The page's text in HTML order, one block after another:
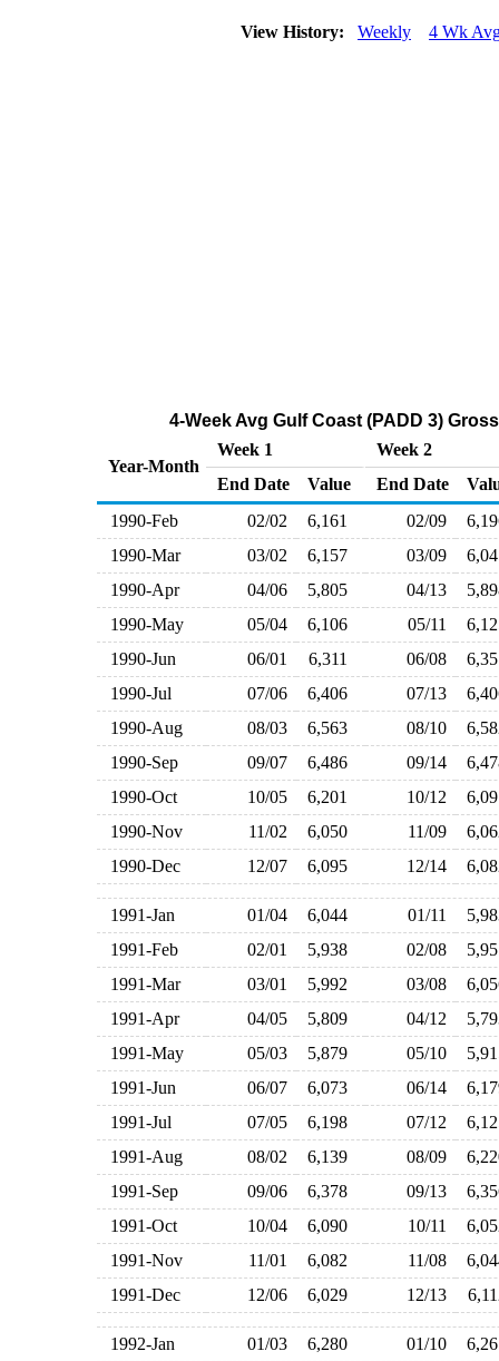
View History: Weekly 4 Wk
4-Week Avg Gulf Coast (PADD 3)
Year-Month
Week 1
Week 2
End Date
Value End Date
1990-Feb
02/02 6,161 02/09
1990-Mar
03/02 6,157 03/09
1990-Apr
04/06 5,805 04/13
1990-May
05/04 6,106 05/11
1990-Jun
06/01 6,311 06/08
1990-Jul
07/06 6,406 07/13
1990-Aug
08/03 6,563 08/10
1990-Sep
09/07 6,486 09/14
1990-Oct
10/05 6,201 10/12
1990-Nov
11/02 6,050 11/09
1990-Dec
12/07 6,095 12/14
1991-Jan 01/04 6,044 01/11
1991-Feb
02/01 5,938 02/08
1991-Mar
03/01 5,992 03/08
1991-Apr
04/05 5,809 04/12
1991-May
05/03 5,879 05/10
1991-Jun
06/07 6,073 06/14
1991-Jul
07/05 6,198 07/12
1991-Aug
08/02 6,139 08/09
1991-Sep
09/06 6,378 09/13
1991-Oct
10/04 6,090 10/11
1991-Nov
11/01 6,082 11/08
1991-Dec
12/06 6,029 12/13
1992-Jan 01/03 6,280 01/10